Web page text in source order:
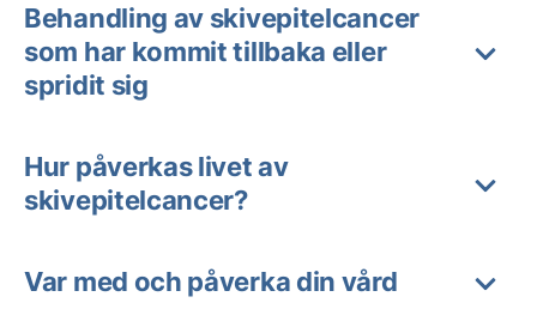
Behandling av skivepitelcancer
som har kommit tillbaka eller
spridit sig
Hur påverkas livet av
skivepitelcancer?
Var med och påverka din vård